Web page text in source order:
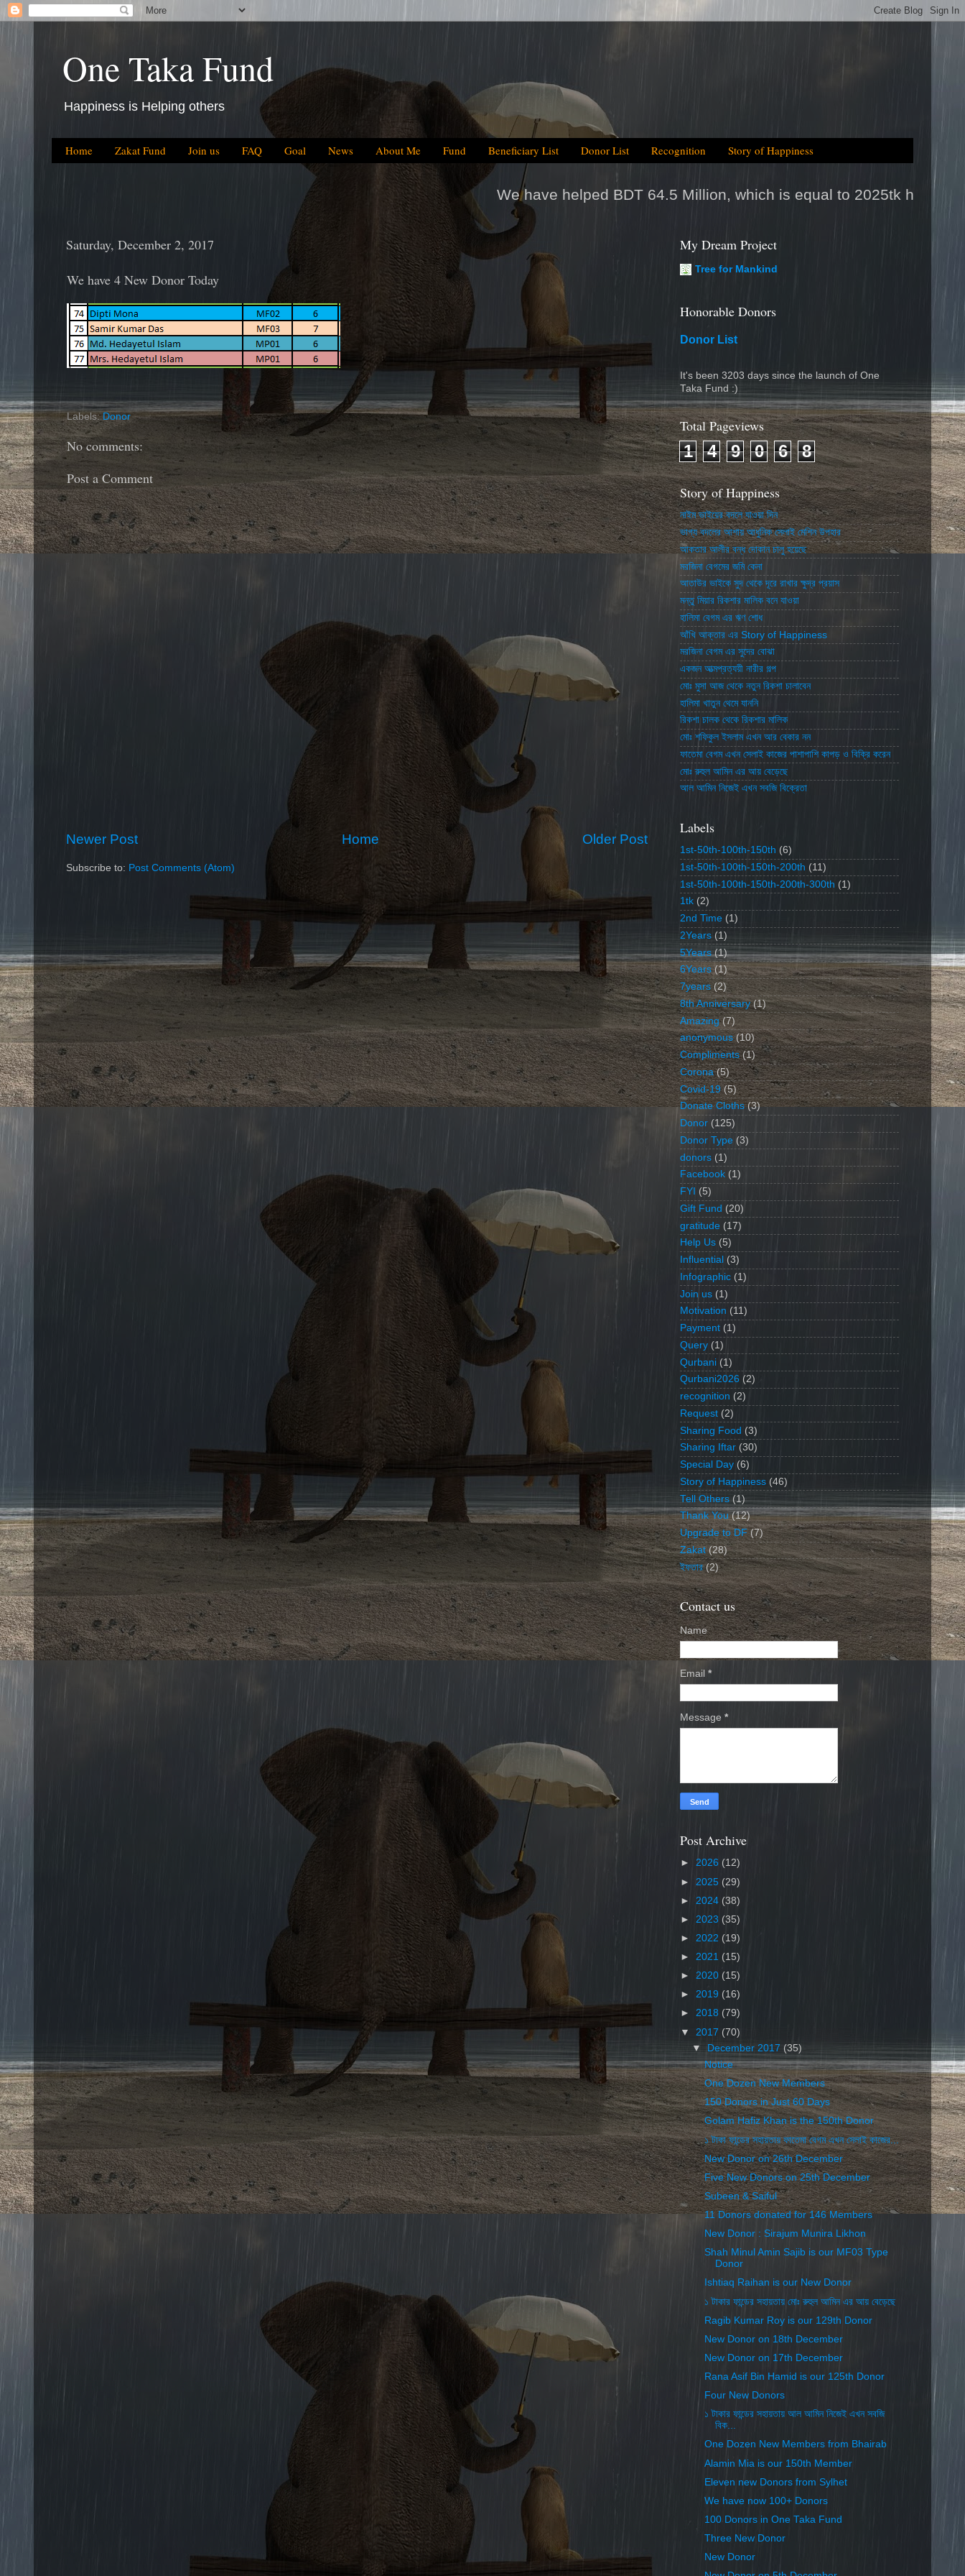
One Taka Fund
Happiness is Helping others
Home Zakat Fund Join us FAQ Goal News About Me Fund Beneficiary List Donor List Recognition Story of Happiness
We have helped BDT 64.5 Million, which is equal to 2025tk help/day
Saturday, December 2, 2017
We have 4 New Donor Today
Labels:Donor
No comments:
Post a Comment
Newer Post Older Post
Home
Subscribe to: Post Comments (Atom)
My Dream Project
Tree for Mankind
Honorable Donors
Donor List
It's been 3203 days since the launch of One
Taka Fund :)
Total Pageviews
1 4 9 0 6 8
Story of Happiness
নাইম ভাইয়ের বদলে যাওয়া দিন
ভাগ্য বদলের আশায় আধুনিক সেলাই মেশিন উপহার
আকতার আলীর বন্ধ দোকান চালু হয়েছে
মরজিনা বেগমের জমি কেনা
আতাউর ভাইকে সুদ থেকে দূরে রাখার ক্ষুদ্র প্রয়াস
মন্তু মিয়ার রিকশার মালিক বনে যাওয়া
হালিমা বেগম এর ঋণ শোধ
আঁখি আক্তার এর Story of Happiness
মরজিনা বেগম এর সুদের বোঝা
একজন আত্মপ্রত্যয়ী নারীর গল্প
মোঃ মুসা আজ থেকে নতুন রিকশা চালাবেন
হালিমা খাতুন থেমে যাননি
রিকশা চালক থেকে রিকশার মালিক
মোঃ শফিকুল ইসলাম এখন আর বেকার নন
ফাতেমা বেগম এখন সেলাই কাজের পাশাপাশি কাপড় ও বিক্রি করেন
মোঃ রুহুল আমিন এর আয় বেড়েছে
আল আমিন নিজেই এখন সবজি বিক্রেতা
Labels
1st-50th-100th-150th (6)
1st-50th-100th-150th-200th (11)
1st-50th-100th-150th-200th-300th (1)
1tk (2)
2nd Time (1)
2Years (1)
5Years (1)
6Years (1)
7years (2)
8th Anniversary (1)
Amazing (7)
anonymous (10)
Compliments (1)
Corona (5)
Covid-19 (5)
Donate Cloths (3)
Donor (125)
Donor Type (3)
donors (1)
Facebook (1)
FYI (5)
Gift Fund (20)
gratitude (17)
Help Us (5)
Influential (3)
Infographic (1)
Join us (1)
Motivation (11)
Payment (1)
Query (1)
Qurbani (1)
Qurbani2026 (2)
recognition (2)
Request (2)
Sharing Food (3)
Sharing Iftar (30)
Special Day (6)
Story of Happiness (46)
Tell Others (1)
Thank You (12)
Upgrade to DF (7)
Zakat (28)
ইফতার (2)
Contact us
Name
Email *
Message *
Post Archive
► 2026 (12)
► 2025 (29)
► 2024 (38)
► 2023 (35)
► 2022 (19)
► 2021 (15)
► 2020 (15)
► 2019 (16)
► 2018 (79)
▼ 2017 (70)
▼
December 2017(35)
Notice
One Dozen New Members
150 Donors in Just 60 Days
Golam Hafiz Khan is the 150th Donor
১ টাকা ফান্ডের সহায়তায় ফাতেমা বেগম এখন সেলাই কাজের...
New Donor on 26th December
Five New Donors on 25th December
Subeen & Saiful
11 Donors donated for 146 Members
New Donor : Sirajum Munira Likhon
Shah Minul Amin Sajib is our MF03 Type
Donor
Ishtiaq Raihan is our New Donor
১ টাকার ফান্ডের সহায়তায় মোঃ রুহুল আমিন এর আয় বেড়েছে
Ragib Kumar Roy is our 129th Donor
New Donor on 18th December
New Donor on 17th December
Rana Asif Bin Hamid is our 125th Donor
Four New Donors
১ টাকার ফান্ডের সহায়তায় আল আমিন নিজেই এখন সবজি
বিক...
One Dozen New Members from Bhairab
Alamin Mia is our 150th Member
Eleven new Donors from Sylhet
We have now 100+ Donors
100 Donors in One Taka Fund
Three New Donor
New Donor